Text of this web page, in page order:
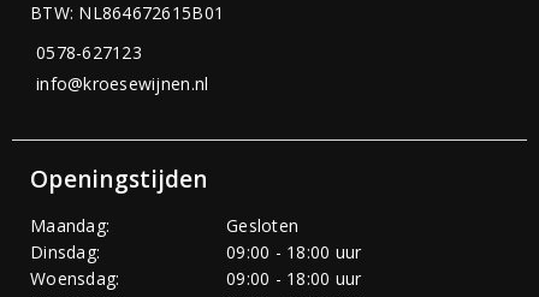
BTW: NL864672615B01
0578-627123
info@kroesewijnen.nl
Openingstijden
Maandag:
Gesloten
Dinsdag:
09:00 - 18:00 uur
Woensdag:
09:00 - 18:00 uur